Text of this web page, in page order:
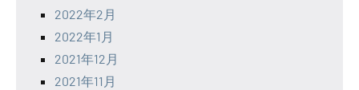
2022年2月
2022年1月
2021年12月
2021年11月